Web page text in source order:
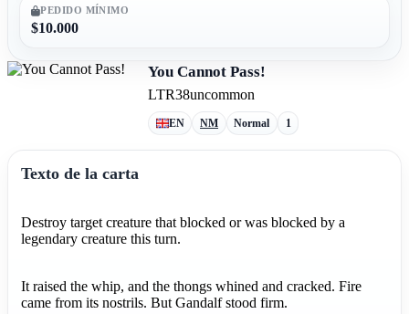
PEDIDO MÍNIMO
$10.000
You Cannot Pass!
LTR38uncommon
EN NM Normal 1
Texto de la carta
Destroy target creature that blocked or was blocked by a
legendary creature this turn.
It raised the whip, and the thongs whined and cracked. Fire
came from its nostrils. But Gandalf stood firm.